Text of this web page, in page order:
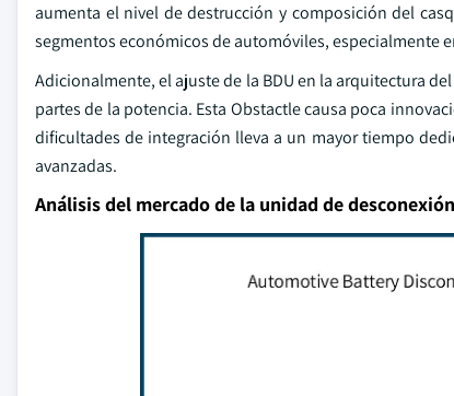
aumenta el nivel de destrucción y composición del
segmentos económicos de automóviles, especialmente
Adicionalmente, el ajuste de la BDU en la arquitectura
partes de la potencia. Esta Obstactle causa poca
dificultades de integración lleva a un mayor tiempo
avanzadas.
Análisis del mercado de la unidad de